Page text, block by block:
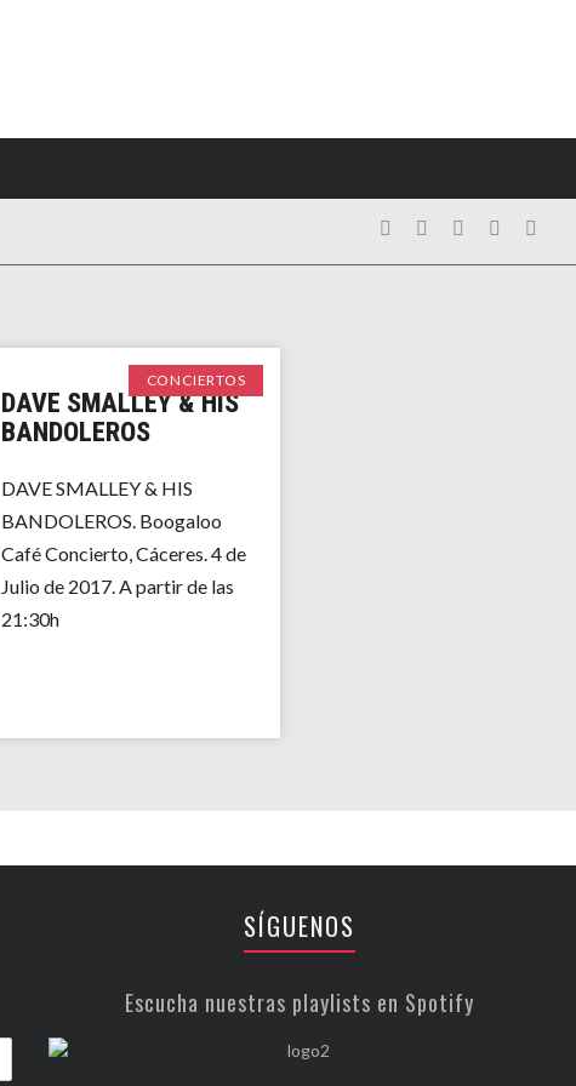
CONCIERTOS
DAVE SMALLEY & HIS
BANDOLEROS
DAVE SMALLEY & HIS
BANDOLEROS. Boogaloo
Café Concierto, Cáceres. 4 de
Julio de 2017. A partir de las
21:30h
SÍGUENOS
Escucha nuestras playlists en Spotify